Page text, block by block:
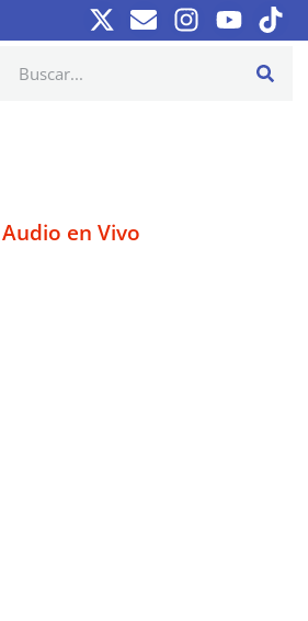
Audio en Vivo